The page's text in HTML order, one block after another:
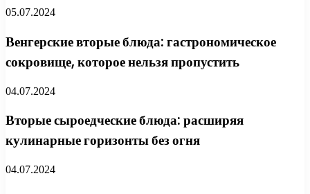
05.07.2024
Венгерские вторые блюда: гастрономическое
сокровище, которое нельзя пропустить
04.07.2024
Вторые сыроедческие блюда: расширяя
кулинарные горизонты без огня
04.07.2024